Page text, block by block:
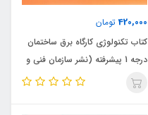
420,000تومان
کتاب تکنولوژی کارگاه برق ساختمان
درجه 1 پیشرفته (نشر سازمان فنی و
حرفه ای)